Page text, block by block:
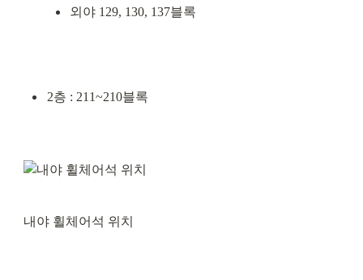
외야 129, 130, 137블록
2층 : 211~210블록
내야 휠체어석 위치